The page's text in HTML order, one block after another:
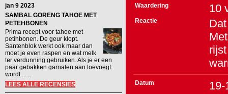
jan 9 2023
SAMBAL GORENG TAHOE MET
PETEHBONEN
Prima recept voor tahoe met
petihbonen. De geur klopt.
Santenblok werkt ook maar dan
moet je even raspen en wat melk
ter verdunning gebruiken. Als je er een
paar gebakken garnalen aan toevoegt
wordt.......
LEES ALLE RECENSIES
Waardering 10
Reactie
Datum 19-